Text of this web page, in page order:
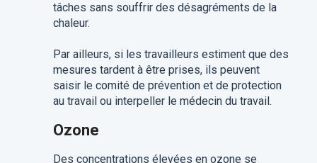
tâches sans souffrir des désagréments de la
chaleur.
Par ailleurs, si les travailleurs estiment que des
mesures tardent à être prises, ils peuvent
saisir le comité de prévention et de protection
au travail ou interpeller le médecin du travail.
Ozone
Des concentrations élevées en ozone se